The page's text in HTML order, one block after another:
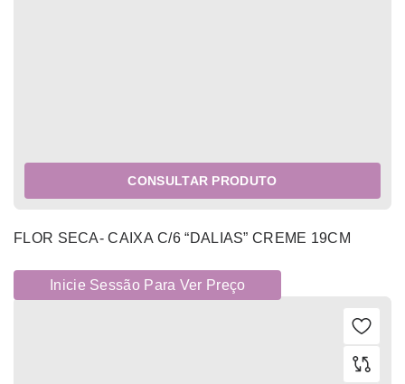
CONSULTAR PRODUTO
FLOR SECA- CAIXA C/6 “DALIAS” CREME 19CM
Inicie Sessão Para Ver Preço